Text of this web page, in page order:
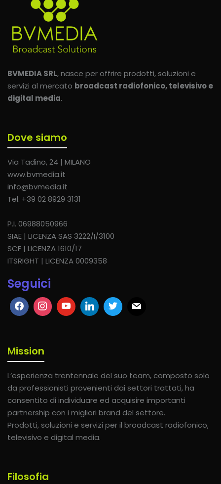
BVMEDIA SRL, nasce per offrire prodotti, soluzioni e
servizi al mercato broadcast radiofonico, televisivo e
digital media.
Dove siamo
Via Tadino, 24 | MILANO
www.bvmedia.it
info@bvmedia.it
Tel. +39 02 8929 3131
P.I. 06988050966
SIAE | LICENZA SAS 3222/I/3100
SCF | LICENZA 1610/17
ITSRIGHT | LICENZA 0009358
Seguici
Mission
L’esperienza trentennale del suo team, composto solo
da professionisti provenienti dai settori trattati, ha
consentito di individuare ed acquisire importanti
partnership con i migliori brand del settore.
Prodotti, soluzioni e servizi per il broadcast radiofonico,
televisivo e digital media.
Filosofia